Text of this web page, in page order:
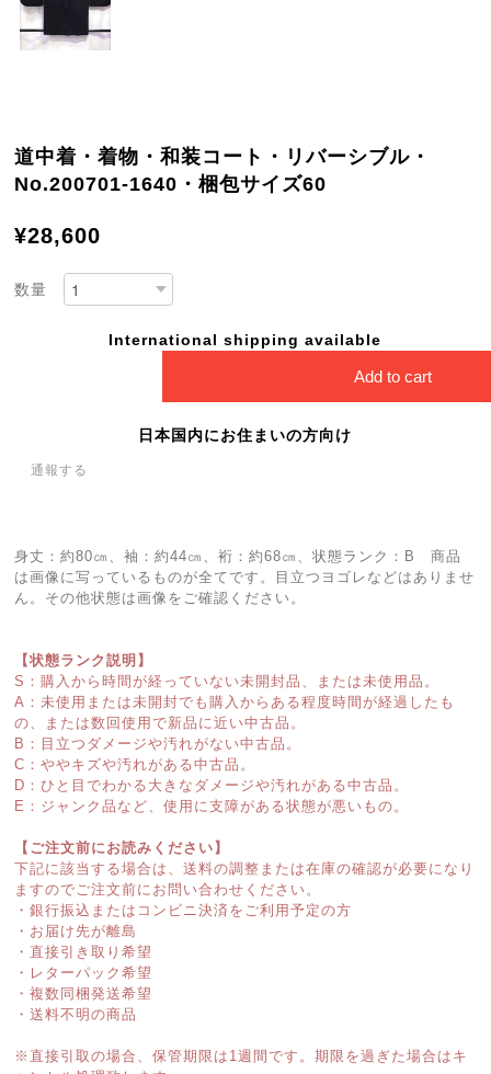
道中着・着物・和装コート・リバーシブル・
No.200701-1640・梱包サイズ60
¥28,600
数量
International shipping available
Add to cart
日本国内にお住まいの方向け
通報する
身丈：約80㎝、袖：約44㎝、裄：約68㎝、状態ランク：B 商品
は画像に写っているものが全てです。目立つヨゴレなどはありませ
ん。その他状態は画像をご確認ください。
【状態ランク説明】
S：購入から時間が経っていない未開封品、または未使用品。
A：未使用または未開封でも購入からある程度時間が経過したも
の、または数回使用で新品に近い中古品。
B：目立つダメージや汚れがない中古品。
C：ややキズや汚れがある中古品。
D：ひと目でわかる大きなダメージや汚れがある中古品。
E：ジャンク品など、使用に支障がある状態が悪いもの。
【ご注文前にお読みください】
下記に該当する場合は、送料の調整または在庫の確認が必要になり
ますのでご注文前にお問い合わせください。
・銀行振込またはコンビニ決済をご利用予定の方
・お届け先が離島
・直接引き取り希望
・レターパック希望
・複数同梱発送希望
・送料不明の商品
※直接引取の場合、保管期限は1週間です。期限を過ぎた場合はキ